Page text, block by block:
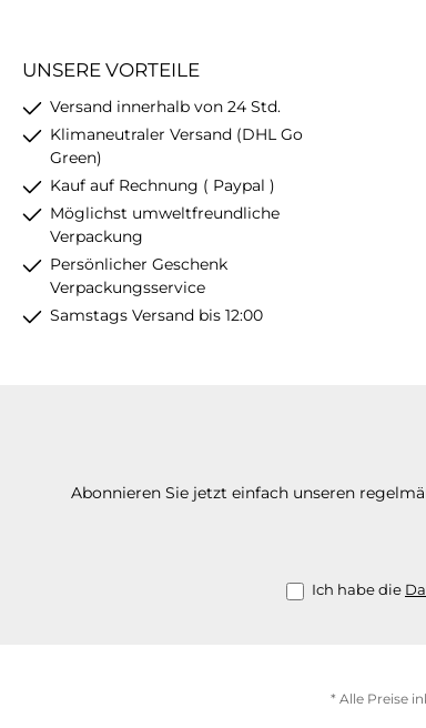
UNSERE VORTEILE
Versand innerhalb von 24 Std.
Klimaneutraler Versand (DHL Go
Green)
Kauf auf Rechnung ( Paypal )
Möglichst umweltfreundliche
Verpackung
Persönlicher Geschenk
Verpackungsservice
Samstags Versand bis 12:00
Abonnieren Sie jetzt einfach unseren
Ich habe die
* Alle Preise